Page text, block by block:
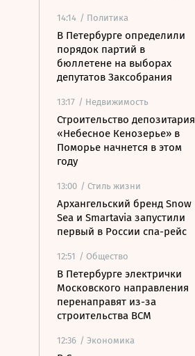
14:14 / Политика
В Петербурге определили
порядок партий в
бюллетене на выборах
депутатов Заксобрания
13:17 / Недвижимость
Строительство депозитария
«Небесное Кенозерье» в
Поморье начнется в этом
году
13:00 / Стиль жизни
Архангельский бренд Snow
Sea и Smartavia запустили
первый в России спа-рейс
12:51 / Общество
В Петербурге электрички
Московского направления
перенаправят из-за
строительства ВСМ
12:36 / Экономика